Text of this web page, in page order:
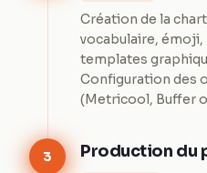
Création de la
vocabulaire, émoji,
templates
Configuration des
(Metricool, Buffer
3 Production du